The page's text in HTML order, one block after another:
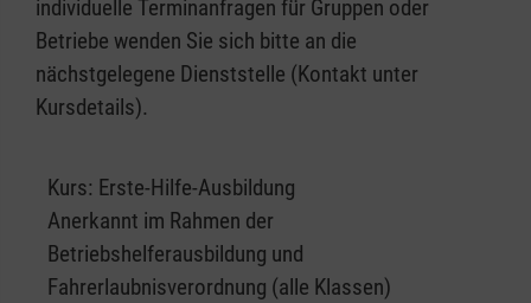
individuelle Terminanfragen für Gruppen oder
Betriebe wenden Sie sich bitte an die
nächstgelegene Dienststelle (Kontakt unter
Kursdetails).
Kurs: Erste-Hilfe-Ausbildung
Anerkannt im Rahmen der
Betriebshelferausbildung und
Fahrerlaubnisverordnung (alle Klassen)